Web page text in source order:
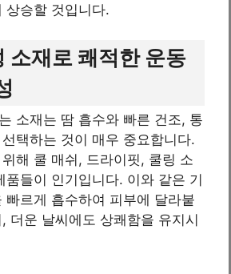
상승할 것입니다.
소재로 쾌적한 운동
소재는 땀 흡수와 빠른 건조, 통
택하는 것이 매우 중요합니다.
해 쿨 매쉬, 드라이핏, 쿨링 소
품들이 인기입니다. 이와 같은 기
빠르게 흡수하여 피부에 달라붙
더운 날씨에도 상쾌함을 유지시